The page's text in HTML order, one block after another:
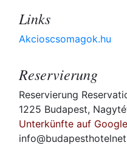
Links
Akcioscsomagok.hu
Reservierung
Reservierung
1225 Budapest,
Unterkünfte auf